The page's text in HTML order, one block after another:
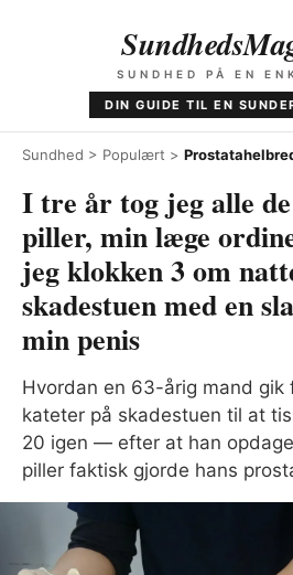
SUNDHED PÅ EN
DIN GUIDE TIL EN
Sundhed > Populært >
I tre år tog jeg alle
piller, min læge
jeg klokken 3 om
skadestuen med en
min penis
Hvordan en 63-årig mand gik
kateter på skadestuen til at
20 igen — efter at han
piller faktisk gjorde hans